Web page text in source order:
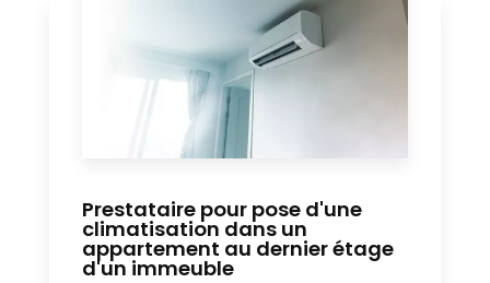
Prestataire pour pose d'une
climatisation dans un
appartement au dernier étage
d'un immeuble